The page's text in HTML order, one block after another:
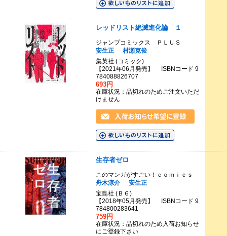
レッドリスト絶滅進化論 １
ジャンプコミックス ＰＬＵＳ
安生正
村瀬克俊
集英社 (コミック)
【2021年06月発売】 ISBNコード 9
784088826707
693円
在庫状況：品切れのためご注文いただ
けません
生存者ゼロ
このマンガがすごい！ｃｏｍｉｃｓ
舟木涼介
安生正
宝島社 (Ｂ６)
【2018年05月発売】 ISBNコード 9
784800283641
759円
在庫状況：品切れのため入荷お知らせ
にご登録下さい